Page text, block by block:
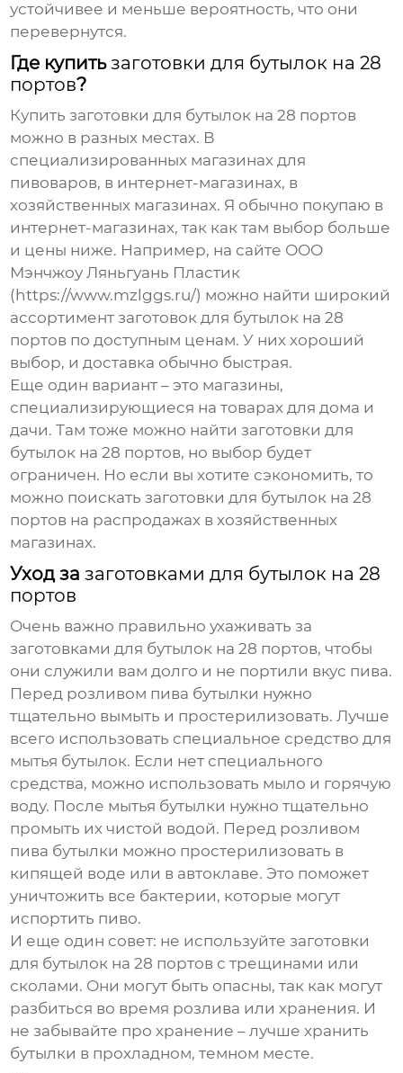
устойчивее и меньше вероятность, что они
перевернутся.
Где купитьзаготовки для бутылок на 28
портов?
Купитьзаготовки для бутылок на 28 портов
можно в разных местах. В
специализированных магазинах для
пивоваров, в интернет-магазинах, в
хозяйственных магазинах. Я обычно покупаю в
интернет-магазинах, так как там выбор больше
и цены ниже. Например, на сайте ООО
Мэнчжоу Ляньгуань Пластик
(https://www.mzlggs.ru/) можно найти широкий
ассортиментзаготовок для бутылок на 28
портов по доступным ценам. У них хороший
выбор, и доставка обычно быстрая.
Еще один вариант – это магазины,
специализирующиеся на товарах для дома и
дачи. Там тоже можно найтизаготовки для
бутылок на 28 портов, но выбор будет
ограничен. Но если вы хотите сэкономить, то
можно поискатьзаготовки для бутылок на 28
портов на распродажах в хозяйственных
магазинах.
Уход зазаготовками для бутылок на 28
портов
Очень важно правильно ухаживать за
заготовками для бутылок на 28 портов, чтобы
они служили вам долго и не портили вкус пива.
Перед розливом пива бутылки нужно
тщательно вымыть и простерилизовать. Лучше
всего использовать специальное средство для
мытья бутылок. Если нет специального
средства, можно использовать мыло и горячую
воду. После мытья бутылки нужно тщательно
промыть их чистой водой. Перед розливом
пива бутылки можно простерилизовать в
кипящей воде или в автоклаве. Это поможет
уничтожить все бактерии, которые могут
испортить пиво.
И еще один совет: не используйтезаготовки
для бутылок на 28 портов с трещинами или
сколами. Они могут быть опасны, так как могут
разбиться во время розлива или хранения. И
не забывайте про хранение – лучше хранить
бутылки в прохладном, темном месте.